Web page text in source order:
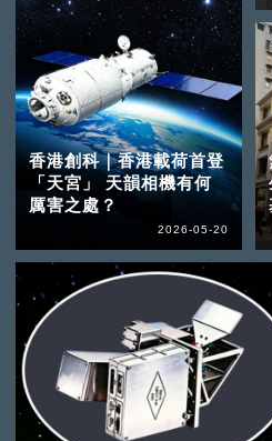
香港創科｜香港載荷首登
「天宮」 天韻相機有何
厲害之處？
2026-05-20